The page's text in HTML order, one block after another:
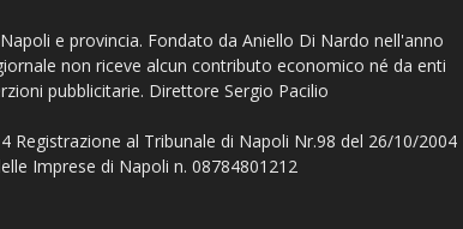
e provincia. Fondato da Aniello Di Nardo nell'anno
non riceve alcun contributo economico né da enti
pubblicitarie. Direttore Sergio Pacilio
Registrazione al Tribunale di Napoli Nr.98 del 26/10/2004
Imprese di Napoli n. 08784801212